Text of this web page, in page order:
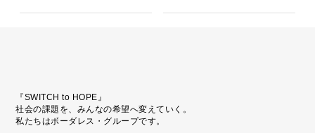
『SWITCH to HOPE』
社会の課題を、みんなの希望へ変えていく。
私たちはボーダレス・グループです。